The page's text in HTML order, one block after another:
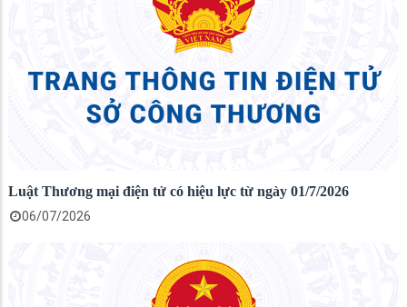
Luật Thương mại điện tử có hiệu lực từ ngày 01/7/2026
06/07/2026